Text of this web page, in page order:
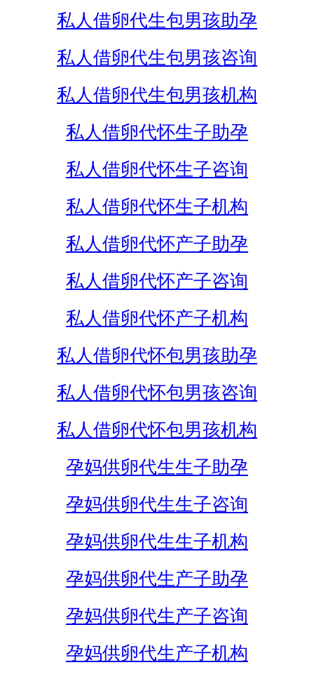
私人借卵代生包男孩助孕
私人借卵代生包男孩咨询
私人借卵代生包男孩机构
私人借卵代怀生子助孕
私人借卵代怀生子咨询
私人借卵代怀生子机构
私人借卵代怀产子助孕
私人借卵代怀产子咨询
私人借卵代怀产子机构
私人借卵代怀包男孩助孕
私人借卵代怀包男孩咨询
私人借卵代怀包男孩机构
孕妈供卵代生生子助孕
孕妈供卵代生生子咨询
孕妈供卵代生生子机构
孕妈供卵代生产子助孕
孕妈供卵代生产子咨询
孕妈供卵代生产子机构